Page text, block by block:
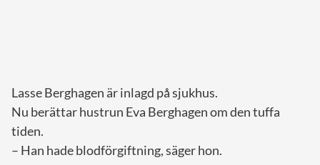
Monacos furstehus
Lasse Berghagen är inlagd på sjukhus.
Nu berättar hustrun Eva Berghagen om den tuffa
tiden.
– Han hade blodförgiftning, säger hon.